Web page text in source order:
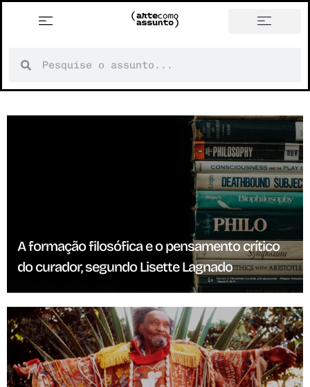
A formação filosófica e o pensamento crítico
do curador, segundo Lisette Lagnado